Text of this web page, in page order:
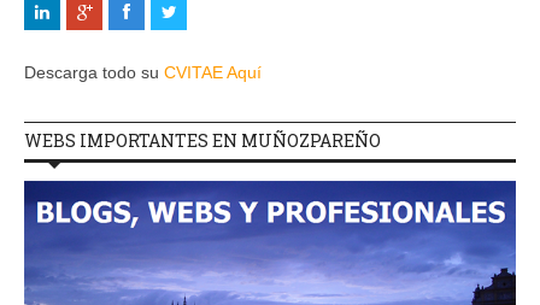
Descarga todo su CVITAE Aquí
WEBS IMPORTANTES EN MUÑOZPAREÑO